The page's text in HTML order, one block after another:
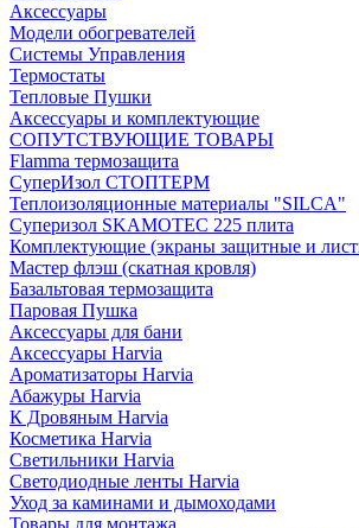
Аксессуары
Модели обогревателей
Системы Управления
Термостаты
Тепловые Пушки
Аксессуары и комплектующие
СОПУТСТВУЮЩИЕ ТОВАРЫ
Flamma термозащита
СуперИзол СТОПТЕРМ
Теплоизоляционные материалы "SILCA"
Суперизол SKAMOTEC 225 плита
Комплектующие (экраны защитные и
Мастер флэш (скатная кровля)
Базальтовая термозащита
Паровая Пушка
Аксессуары для бани
Аксессуары Harvia
Ароматизаторы Harvia
Абажуры Harvia
К Дровяным Harvia
Косметика Harvia
Светильники Harvia
Светодиодные ленты Harvia
Уход за каминами и дымоходами
Товары для монтажа